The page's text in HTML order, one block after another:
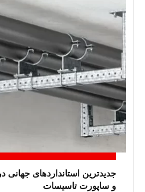
جدیدترین استانداردهای جهانی
و ساپورت تاسیسات